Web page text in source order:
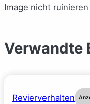
Image nicht
Verwandte
Revierverhalten